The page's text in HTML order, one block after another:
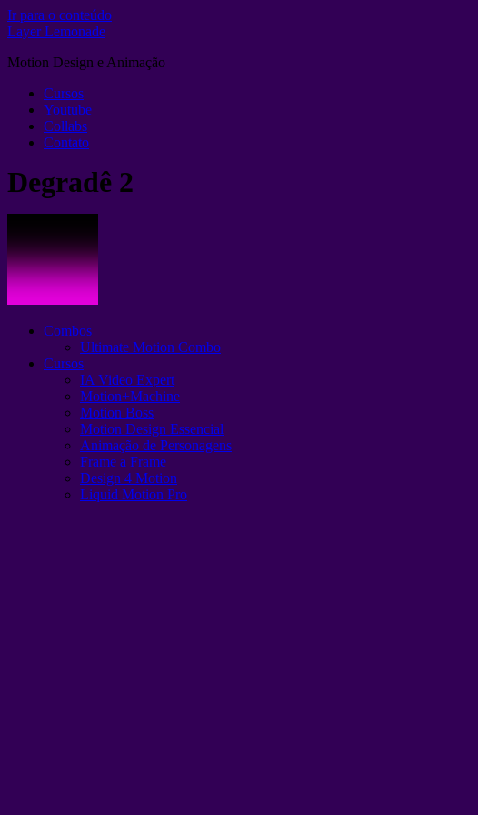
Ir para o conteúdo
Layer Lemonade
Motion Design e Animação
Cursos
Youtube
Collabs
Contato
Degradê 2
Combos
Ultimate Motion Combo
Cursos
IA Video Expert
Motion+Machine
Motion Boss
Motion Design Essencial
Animação de Personagens
Frame a Frame
Design 4 Motion
Liquid Motion Pro